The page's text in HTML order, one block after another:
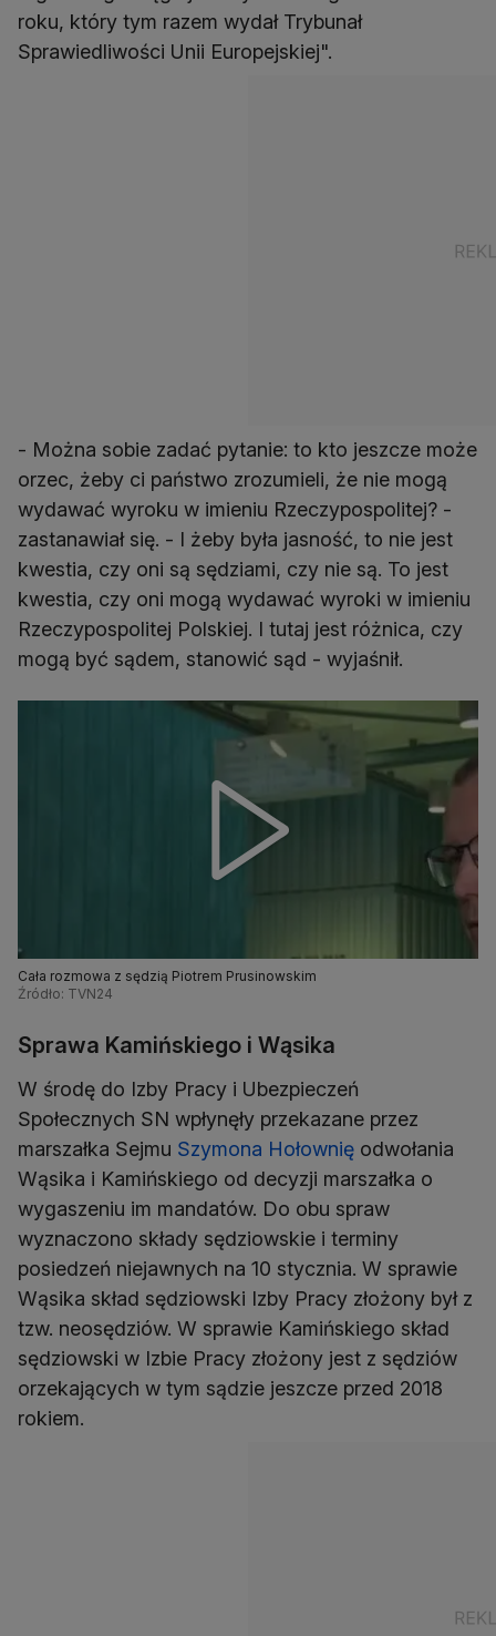
roku, który tym razem wydał Trybunał
Sprawiedliwości Unii Europejskiej".
- Można sobie zadać pytanie: to kto jeszcze może
orzec, żeby ci państwo zrozumieli, że nie mogą
wydawać wyroku w imieniu Rzeczypospolitej? -
zastanawiał się. - I żeby była jasność, to nie jest
kwestia, czy oni są sędziami, czy nie są. To jest
kwestia, czy oni mogą wydawać wyroki w imieniu
Rzeczypospolitej Polskiej. I tutaj jest różnica, czy
mogą być sądem, stanowić sąd - wyjaśnił.
Cała rozmowa z sędzią Piotrem Prusinowskim
Źródło: TVN24
Sprawa Kamińskiego i Wąsika
W środę do Izby Pracy i Ubezpieczeń
Społecznych SN wpłynęły przekazane przez
marszałka Sejmu Szymona Hołownię odwołania
Wąsika i Kamińskiego od decyzji marszałka o
wygaszeniu im mandatów. Do obu spraw
wyznaczono składy sędziowskie i terminy
posiedzeń niejawnych na 10 stycznia. W sprawie
Wąsika skład sędziowski Izby Pracy złożony był z
tzw. neosędziów. W sprawie Kamińskiego skład
sędziowski w Izbie Pracy złożony jest z sędziów
orzekających w tym sądzie jeszcze przed 2018
rokiem.